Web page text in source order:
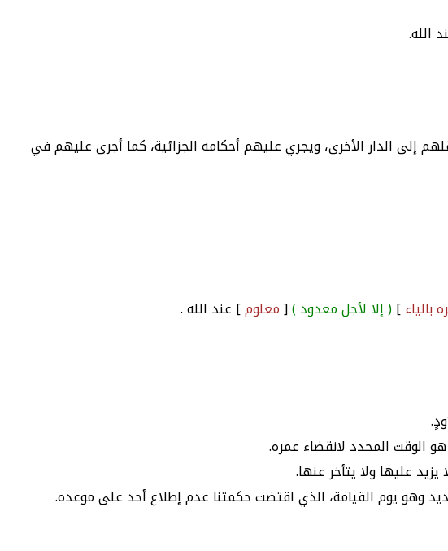
الله.
إلى الدار الأخرى، ويجري عليهم أحكامه الجزائية، كما أجرى عليهم في
بالياء]( إلا لأجل معدود )[معلوم] عند الله .
الوقت المحدد لانقضاء عمره.
عليها ولا يتأخر عنها.
وهو يوم القيامة، الذي اقتضت حكمتنا عدم إطلاع أحد على موعده.